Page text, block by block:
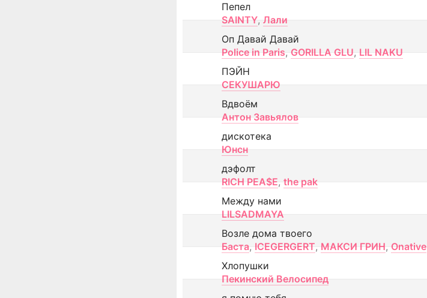
Пепел
SAINTY, Лали
Оп Давай Давай
Police in Paris, GORILLA GLU, LIL NAKU
ПЭЙН
СЕКУШАРЮ
Вдвоём
Антон Завьялов
дискотека
Юнсн
дэфолт
RICH PEA$E, the pak
Между нами
LILSADMAYA
Возле дома твоего
Баста, ICEGERGERT, МАКСИ ГРИН, Onative
Хлопушки
Пекинский Велосипед